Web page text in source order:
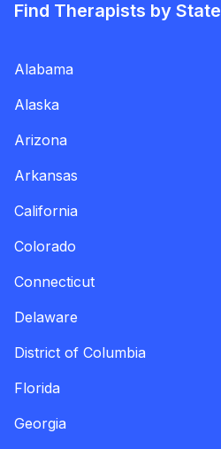
Find Therapists by State
Alabama
Alaska
Arizona
Arkansas
California
Colorado
Connecticut
Delaware
District of Columbia
Florida
Georgia